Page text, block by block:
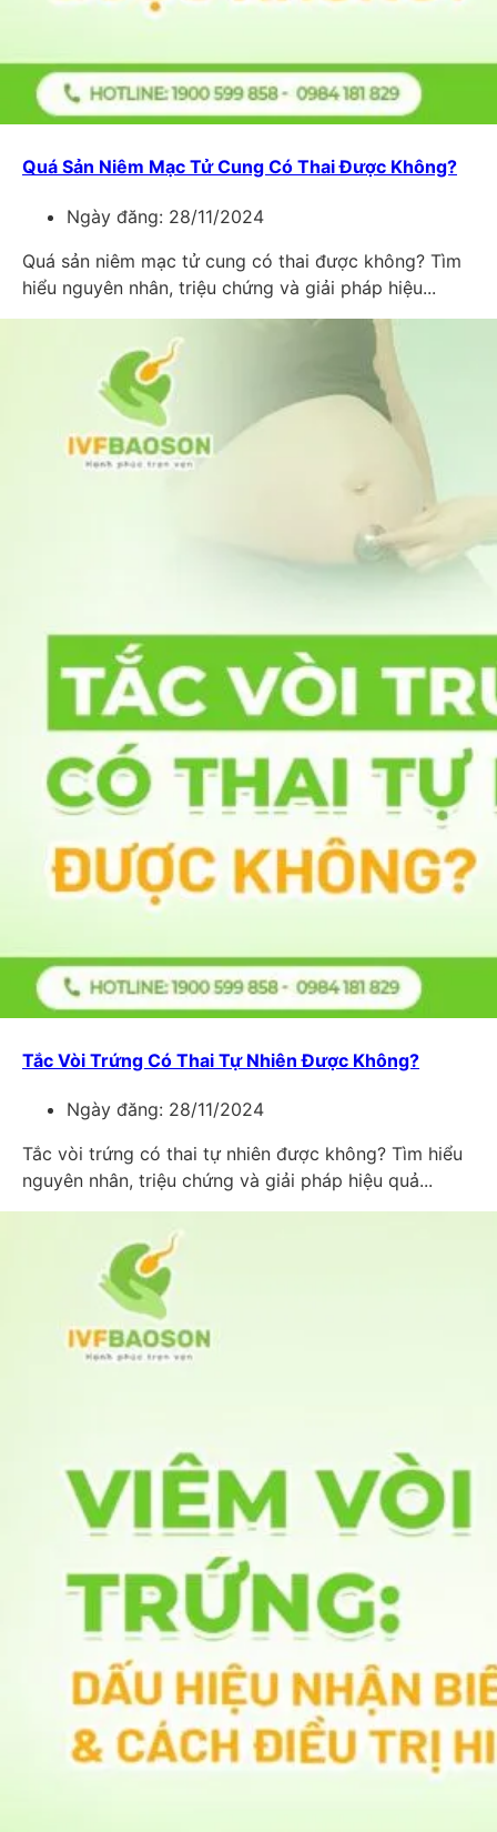
Quá Sản Niêm Mạc Tử Cung Có Thai Được Không?
Ngày đăng: 28/11/2024
Quá sản niêm mạc tử cung có thai được không? Tìm
hiểu nguyên nhân, triệu chứng và giải pháp hiệu...
Tắc Vòi Trứng Có Thai Tự Nhiên Được Không?
Ngày đăng: 28/11/2024
Tắc vòi trứng có thai tự nhiên được không? Tìm hiểu
nguyên nhân, triệu chứng và giải pháp hiệu quả...